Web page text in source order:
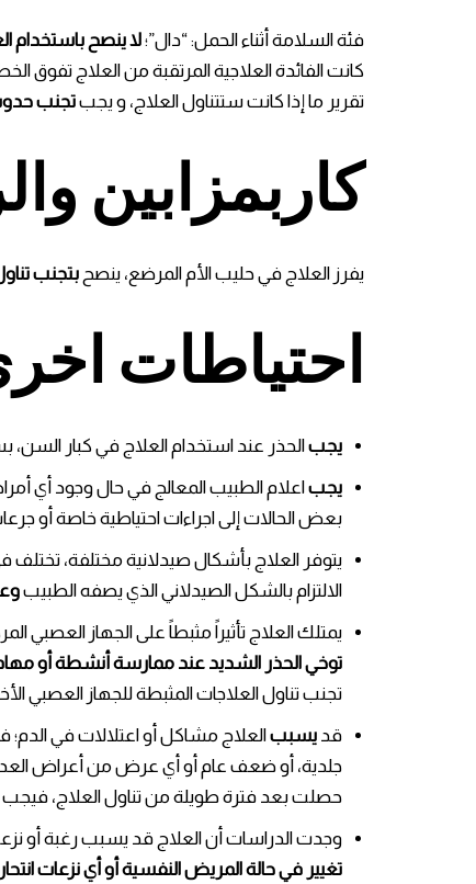
فئة السلامة أثناء الحمل: “دال”؛لا ينصح باستخدام
كانت الفائدة العلاجية المرتقبة من العلاج تفوق
تقرير ما إذا كانت ستتناول العلاج، و يجبتجنب
كاربمزابين
يفرز العلاج في حليب الأم المرضع، ينصح بتجنب
احتياطات
يجبالحذر عند استخدام العلاج في كبار السن،
يجباعلام الطبيب المعالج في حال وجود أي
بعض الحالات إلى اجراءات احتياطية خاصة أو
يتوفر العلاج بأشكال صيدلانية مختلفة، تختلف
الالتزام بالشكل الصيدلاني الذي يصفه الطبيب
يمتلك العلاج تأثيراً مثبطاً على الجهاز العصبي
توخي الحذر الشديد عند ممارسة أنشطة أو
تجنب تناول العلاجات المثبطة للجهاز العصبي
قد يسببالعلاج مشاكل أو اعتلالات في
جلدية، أو ضعف عام أو أي عرض من أعراض
حصلت بعد فترة طويلة من تناول العلاج، فيجب
وجدت الدراسات أن العلاج قد يسبب رغبة أو
تغيير في حالة المريض النفسية أو أي نزعات